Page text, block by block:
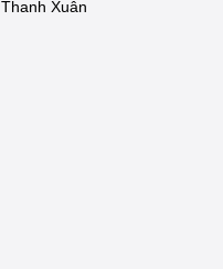
và dịch vụ tại
Xuân